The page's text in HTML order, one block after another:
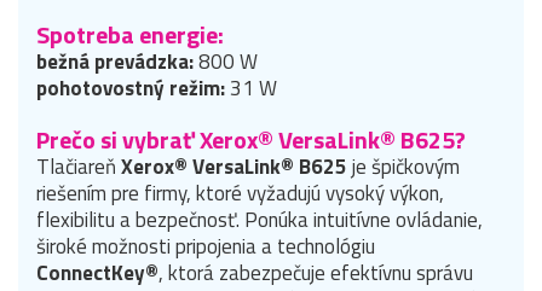
Spotreba energie:
bežná prevádzka:800 W
pohotovostný režim:31 W
Prečo si vybrať Xerox® VersaLink® B625?
TlačiareňXerox® VersaLink® B625je špičkovým
riešením pre firmy, ktoré vyžadujú vysoký výkon,
flexibilitu a bezpečnosť. Ponúka intuitívne ovládanie,
široké možnosti pripojenia a technológiu
ConnectKey®, ktorá zabezpečuje efektívnu správu